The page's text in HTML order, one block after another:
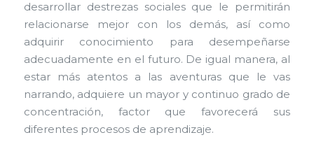
desarrollar destrezas sociales que le permitirán
relacionarse mejor con los demás, así como
adquirir conocimiento para desempeñarse
adecuadamente en el futuro. De igual manera, al
estar más atentos a las aventuras que le vas
narrando, adquiere un mayor y continuo grado de
concentración, factor que favorecerá sus
diferentes procesos de aprendizaje.